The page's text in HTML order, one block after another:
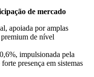
de mercado
apoiada por amplas
de nível
impulsionada pela
presença em sistemas